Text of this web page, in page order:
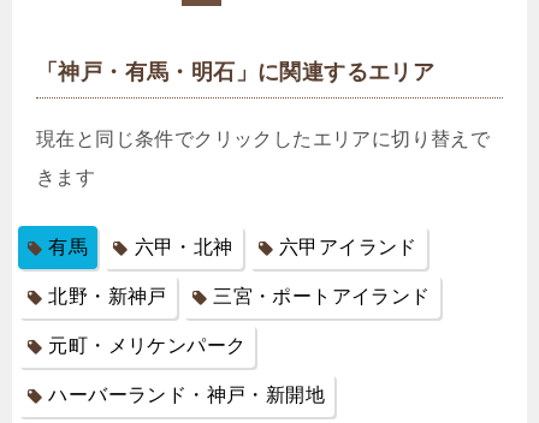
「神戸・有馬・明石」に関連するエリア
現在と同じ条件でクリックしたエリアに切り替えで
きます
有馬 六甲・北神 六甲アイランド
北野・新神戸 三宮・ポートアイランド
元町・メリケンパーク
ハーバーランド・神戸・新開地